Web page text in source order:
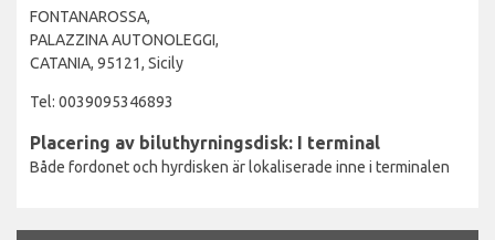
FONTANAROSSA,
PALAZZINA AUTONOLEGGI,
CATANIA, 95121, Sicily
Tel: 0039095346893
Placering av biluthyrningsdisk: I terminal
Både fordonet och hyrdisken är lokaliserade inne i terminalen